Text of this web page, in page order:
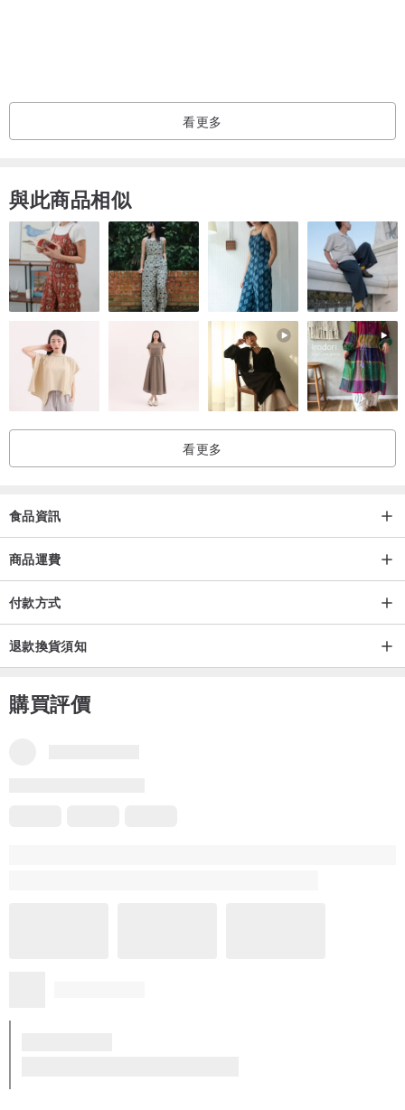
所有產品皆使用天然食材無添加防腐劑，若不立即食用請依照收到商
品之狀態，放置冰箱冷凍或冷藏保存。
◆冷凍產品，建議可先放置室溫帶退冰40-80分鐘後食用最佳口感(依
照室溫高低退冰時間不同)。
◆若無法一次食用完畢，建議退冰40分鐘之後先分切需要的數量，再
將剩餘蛋糕放回冷凍保存以維持鮮度，待下次食用，但仍建議於14天
內食用完畢，且盡量不要退冰超過2次，以免影響產品本身的味道與保
產地/製造方式
產地台灣 手工製作
商品包含法夢精緻禮盒、千層蛋糕一顆、
看更多
與此商品相似
看更多
食品資訊
商品運費
付款方式
退款換貨須知
購買評價